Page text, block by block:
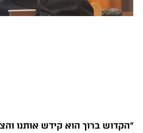
“הקדוש ברוך הוא קידש אותנו